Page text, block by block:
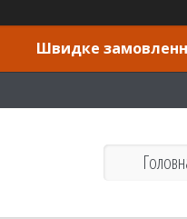
Швидке